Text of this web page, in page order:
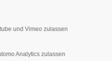
und Vimeo zulassen
Analytics zulassen